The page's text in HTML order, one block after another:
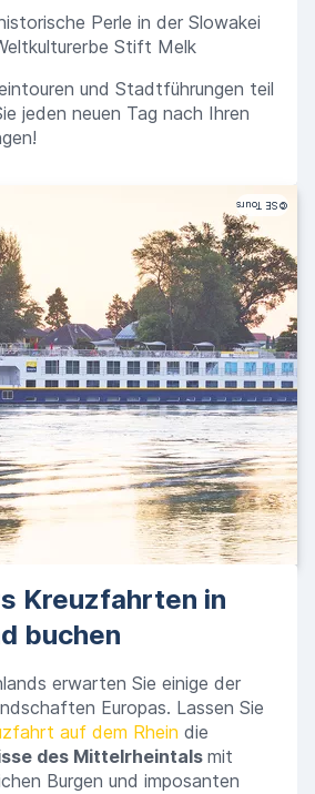
Perle in der Slowakei
Stift Melk
und Stadtführungen teil
jeden neuen Tag nach Ihren
©
SE Tours
Kreuzfahrten in
buchen
erwarten Sie einige der
Europas. Lassen Sie
auf dem Rhein die
des Mittelrheintals mit
Burgen und imposanten